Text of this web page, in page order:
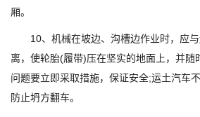
厢。
10、机械在坡边、沟槽边作业时，应与
离，使轮胎(履带)压在坚实的地面上，并随
问题要立即采取措施，保证安全;运土汽车
防止坍方翻车。